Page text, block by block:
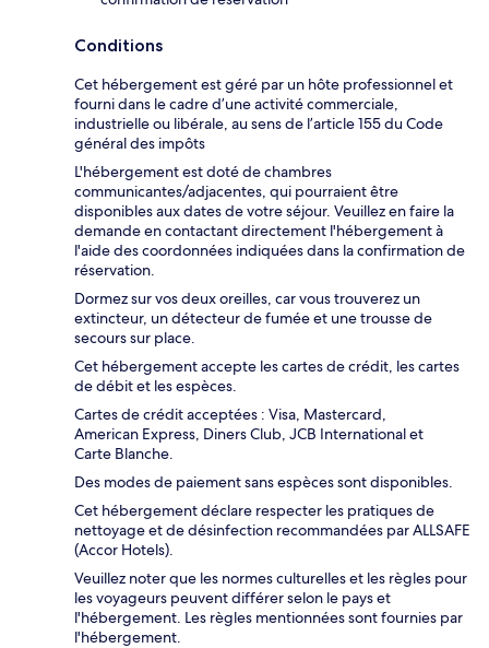
Conditions
Cet hébergement est géré par un hôte professionnel et
fourni dans le cadre d’une activité commerciale,
industrielle ou libérale, au sens de l’article 155 du Code
général des impôts
L'hébergement est doté de chambres
communicantes/adjacentes, qui pourraient être
disponibles aux dates de votre séjour. Veuillez en faire la
demande en contactant directement l'hébergement à
l'aide des coordonnées indiquées dans la confirmation de
réservation.
Dormez sur vos deux oreilles, car vous trouverez un
extincteur, un détecteur de fumée et une trousse de
secours sur place.
Cet hébergement accepte les cartes de crédit, les cartes
de débit et les espèces.
Cartes de crédit acceptées : Visa, Mastercard,
American Express, Diners Club, JCB International et
Carte Blanche.
Des modes de paiement sans espèces sont disponibles.
Cet hébergement déclare respecter les pratiques de
nettoyage et de désinfection recommandées par ALLSAFE
(Accor Hotels).
Veuillez noter que les normes culturelles et les règles pour
les voyageurs peuvent différer selon le pays et
l'hébergement. Les règles mentionnées sont fournies par
l'hébergement.